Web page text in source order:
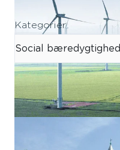
Kategorier
Social bæredygtighed